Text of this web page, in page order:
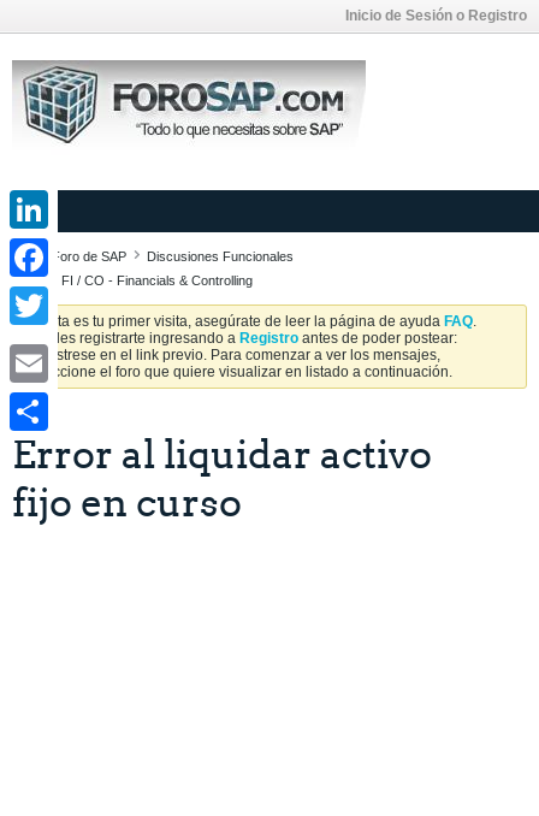
Inicio de Sesión o Registro
Foro de SAP
Discusiones Funcionales
SAP FI / CO - Financials & Controlling
Si esta es tu primer visita, asegúrate de leer la página de ayuda FAQ.
Puedes registrarte ingresando a Registro antes de poder postear:
Regístrese en el link previo. Para comenzar a ver los mensajes,
seleccione el foro que quiere visualizar en listado a continuación.
Error al liquidar activo
fijo en curso
LinkedIn
Facebook
Twitter
Email
Share